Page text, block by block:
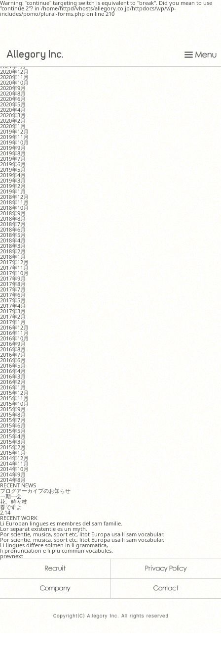
Warning: "continue" targeting switch is equivalent to "break". Did you mean to use
"continue 2"? in /home/httpd/vhosts/allegory.co.jp/httpdocs/wp/wp-
includes/pomo/plural-forms.php on line 210
MONTHLY ARCHIVE
2021年8月
2021年4月
2021年1月
2020年12月
2020年11月
2020年10月
2020年9月
2020年8月
2020年6月
2020年5月
2020年4月
2020年3月
2020年2月
2020年1月
2019年12月
2019年11月
2019年10月
2019年9月
2019年8月
2019年7月
2019年6月
2019年5月
2019年4月
2019年3月
2019年2月
2019年1月
2018年12月
2018年11月
2018年10月
2018年9月
2018年8月
2018年7月
2018年6月
2018年5月
2018年4月
2018年3月
2018年2月
2018年1月
2017年12月
2017年11月
2017年10月
2017年9月
2017年8月
2017年7月
2017年6月
2017年5月
2017年4月
2017年3月
2017年2月
2017年1月
2016年12月
2016年11月
2016年10月
2016年9月
2016年8月
2016年7月
2016年6月
2016年5月
2016年4月
2016年3月
2016年2月
2016年1月
2015年12月
2015年11月
2015年10月
2015年9月
2015年8月
2015年7月
2015年6月
2015年5月
2015年4月
2015年3月
2015年2月
2015年1月
2014年12月
2014年11月
2014年10月
2014年9月
2014年8月
RECENT NEWS
ブログアーカイブのお知らせ
一期一会
花、時々枝
春ですよ
2.14
RECENT WORK
Li Europan lingues es membres del sam familie.
Lor separat existentie es un myth.
Por scientie, musica, sport etc, litot Europa usa li sam vocabular.
Por scientie, musica, sport etc, litot Europa usa li sam vocabular.
Li lingues differe solmen in li grammatica,
li pronunciation e li plu commun vocabules.
prevnext